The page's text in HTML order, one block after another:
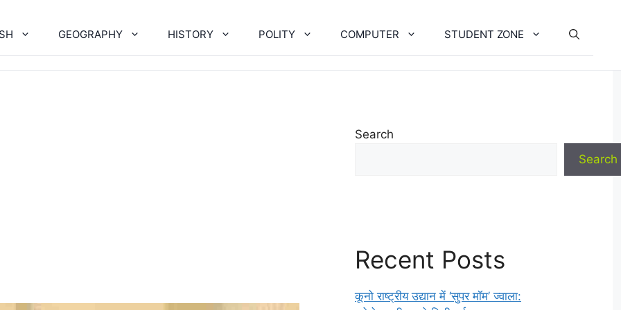
GEOGRAPHY HISTORY POLITY COMPUTER STUDENT ZONE
Search
Search
Recent Posts
कूनो राष्ट्रीय उद्यान में ‘सुपर मॉम’ ज्वाला: